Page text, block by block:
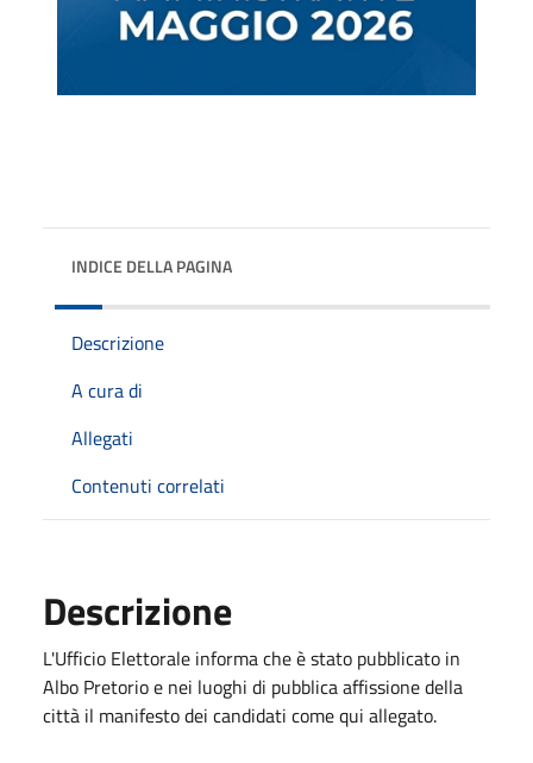
INDICE DELLA PAGINA
Descrizione
A cura di
Allegati
Contenuti correlati
Descrizione
L'Ufficio Elettorale informa che è stato pubblicato in
Albo Pretorio e nei luoghi di pubblica affissione della
città il manifesto dei candidati come qui allegato.